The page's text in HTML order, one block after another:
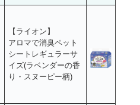
【ライオン】
アロマで消臭ペット
シートレギュラーサ
イズ(ラベンダーの香
り・スヌーピー柄)